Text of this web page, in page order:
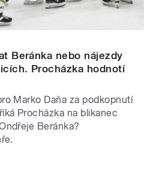
Beránka nebo nájezdy
Procházka hodnotí
Marko Daňa za podkopnutí
Procházka na blikanec
Beránka?